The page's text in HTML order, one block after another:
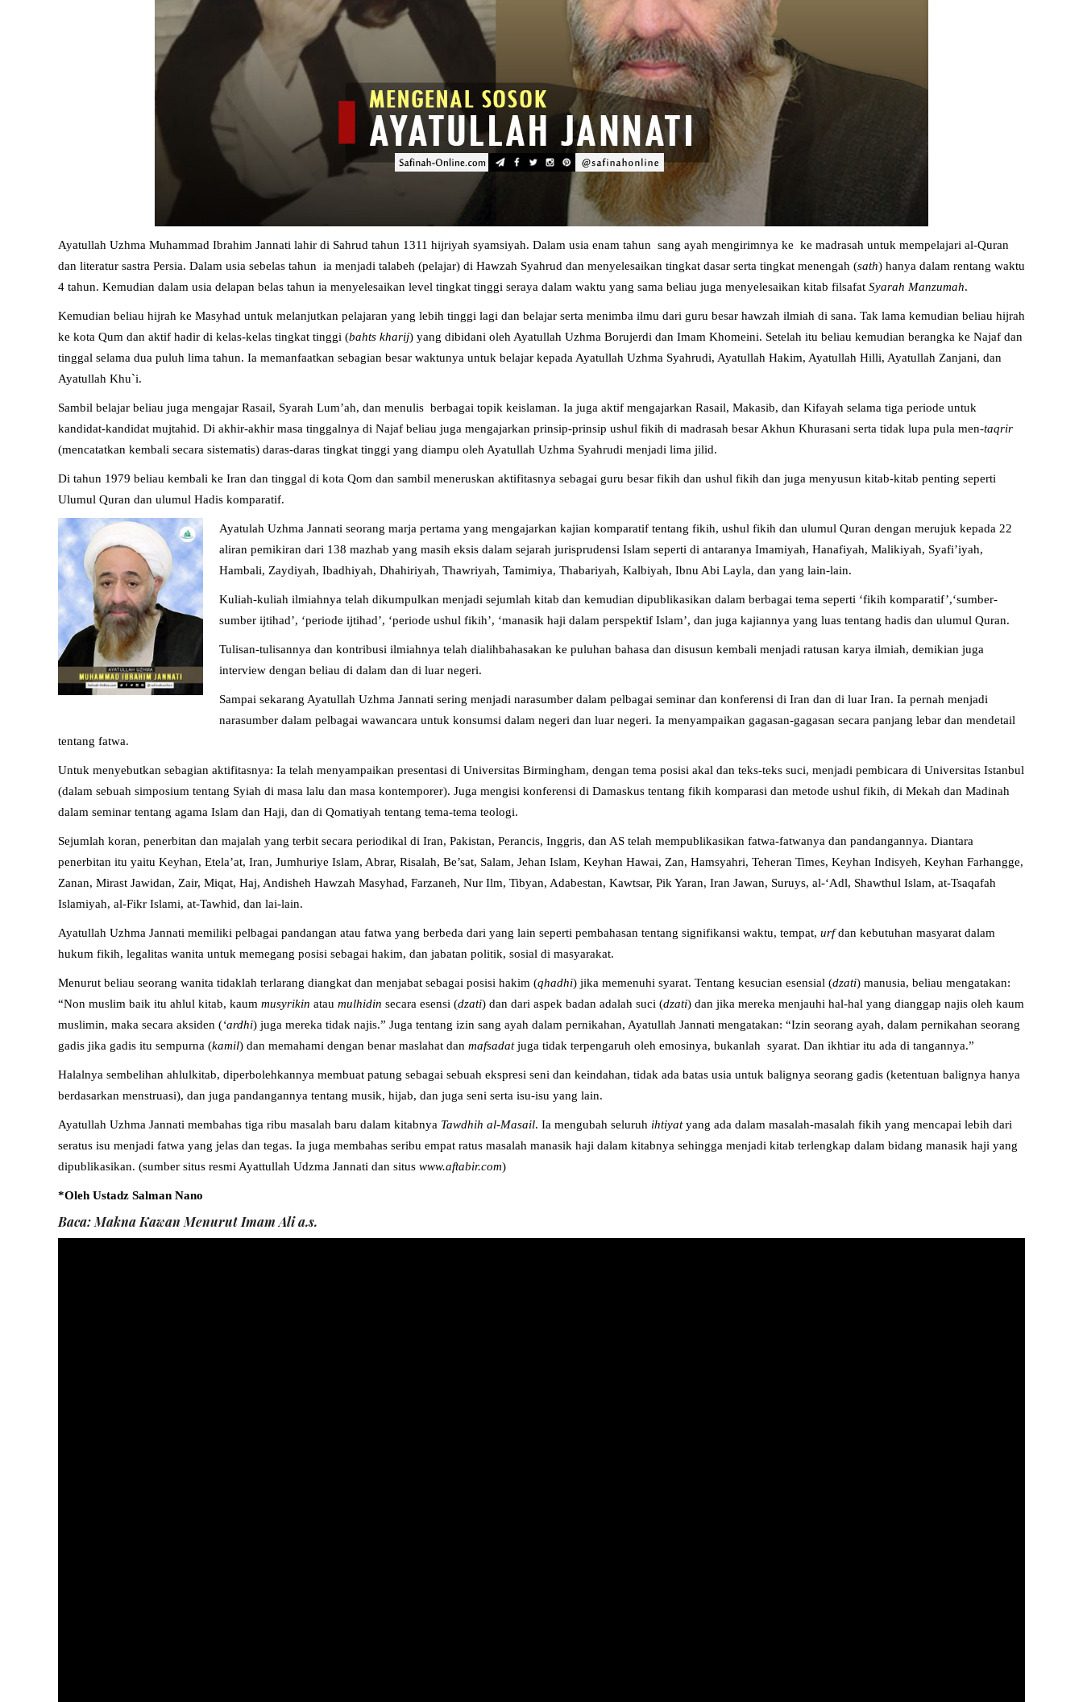
Ayatullah Uzhma Muhammad Ibrahim Jannati lahir di Sahrud tahun 1311 hijriyah syamsiyah. Dalam usia enam tahun sang ayah mengirimnya ke ke madrasah untuk mempelajari al-Quran
dan literatur sastra Persia. Dalam usia sebelas tahun ia menjadi talabeh (pelajar) di Hawzah Syahrud dan menyelesaikan tingkat dasar serta tingkat menengah (sath) hanya dalam rentang waktu
4 tahun. Kemudian dalam usia delapan belas tahun ia menyelesaikan level tingkat tinggi seraya dalam waktu yang sama beliau juga menyelesaikan kitab filsafat Syarah Manzumah.
Kemudian beliau hijrah ke Masyhad untuk melanjutkan pelajaran yang lebih tinggi lagi dan belajar serta menimba ilmu dari guru besar hawzah ilmiah di sana. Tak lama kemudian beliau hijrah
ke kota Qum dan aktif hadir di kelas-kelas tingkat tinggi (bahts kharij) yang dibidani oleh Ayatullah Uzhma Borujerdi dan Imam Khomeini. Setelah itu beliau kemudian berangka ke Najaf dan
tinggal selama dua puluh lima tahun. Ia memanfaatkan sebagian besar waktunya untuk belajar kepada Ayatullah Uzhma Syahrudi, Ayatullah Hakim, Ayatullah Hilli, Ayatullah Zanjani, dan
Ayatullah Khu`i.
Sambil belajar beliau juga mengajar Rasail, Syarah Lum’ah, dan menulis berbagai topik keislaman. Ia juga aktif mengajarkan Rasail, Makasib, dan Kifayah selama tiga periode untuk
kandidat-kandidat mujtahid. Di akhir-akhir masa tinggalnya di Najaf beliau juga mengajarkan prinsip-prinsip ushul fikih di madrasah besar Akhun Khurasani serta tidak lupa pula men-taqrir
(mencatatkan kembali secara sistematis) daras-daras tingkat tinggi yang diampu oleh Ayatullah Uzhma Syahrudi menjadi lima jilid.
Di tahun 1979 beliau kembali ke Iran dan tinggal di kota Qom dan sambil meneruskan aktifitasnya sebagai guru besar fikih dan ushul fikih dan juga menyusun kitab-kitab penting seperti
Ulumul Quran dan ulumul Hadis komparatif.
Ayatulah Uzhma Jannati seorang marja pertama yang mengajarkan kajian komparatif tentang fikih, ushul fikih dan ulumul Quran dengan merujuk kepada 22
aliran pemikiran dari 138 mazhab yang masih eksis dalam sejarah jurisprudensi Islam seperti di antaranya Imamiyah, Hanafiyah, Malikiyah, Syafi’iyah,
Hambali, Zaydiyah, Ibadhiyah, Dhahiriyah, Thawriyah, Tamimiya, Thabariyah, Kalbiyah, Ibnu Abi Layla, dan yang lain-lain.
Kuliah-kuliah ilmiahnya telah dikumpulkan menjadi sejumlah kitab dan kemudian dipublikasikan dalam berbagai tema seperti ‘fikih komparatif’,‘sumber-
sumber ijtihad’, ‘periode ijtihad’, ‘periode ushul fikih’, ‘manasik haji dalam perspektif Islam’, dan juga kajiannya yang luas tentang hadis dan ulumul Quran.
Tulisan-tulisannya dan kontribusi ilmiahnya telah dialihbahasakan ke puluhan bahasa dan disusun kembali menjadi ratusan karya ilmiah, demikian juga
interview dengan beliau di dalam dan di luar negeri.
Sampai sekarang Ayatullah Uzhma Jannati sering menjadi narasumber dalam pelbagai seminar dan konferensi di Iran dan di luar Iran. Ia pernah menjadi
narasumber dalam pelbagai wawancara untuk konsumsi dalam negeri dan luar negeri. Ia menyampaikan gagasan-gagasan secara panjang lebar dan mendetail
tentang fatwa.
Untuk menyebutkan sebagian aktifitasnya: Ia telah menyampaikan presentasi di Universitas Birmingham, dengan tema posisi akal dan teks-teks suci, menjadi pembicara di Universitas Istanbul
(dalam sebuah simposium tentang Syiah di masa lalu dan masa kontemporer). Juga mengisi konferensi di Damaskus tentang fikih komparasi dan metode ushul fikih, di Mekah dan Madinah
dalam seminar tentang agama Islam dan Haji, dan di Qomatiyah tentang tema-tema teologi.
Sejumlah koran, penerbitan dan majalah yang terbit secara periodikal di Iran, Pakistan, Perancis, Inggris, dan AS telah mempublikasikan fatwa-fatwanya dan pandangannya. Diantara
penerbitan itu yaitu Keyhan, Etela’at, Iran, Jumhuriye Islam, Abrar, Risalah, Be’sat, Salam, Jehan Islam, Keyhan Hawai, Zan, Hamsyahri, Teheran Times, Keyhan Indisyeh, Keyhan Farhangge,
Zanan, Mirast Jawidan, Zair, Miqat, Haj, Andisheh Hawzah Masyhad, Farzaneh, Nur Ilm, Tibyan, Adabestan, Kawtsar, Pik Yaran, Iran Jawan, Suruys, al-‘Adl, Shawthul Islam, at-Tsaqafah
Islamiyah, al-Fikr Islami, at-Tawhid, dan lai-lain.
Ayatullah Uzhma Jannati memiliki pelbagai pandangan atau fatwa yang berbeda dari yang lain seperti pembahasan tentang signifikansi waktu, tempat, urfdan kebutuhan masyarat dalam
hukum fikih, legalitas wanita untuk memegang posisi sebagai hakim, dan jabatan politik, sosial di masyarakat.
Menurut beliau seorang wanita tidaklah terlarang diangkat dan menjabat sebagai posisi hakim (qhadhi) jika memenuhi syarat. Tentang kesucian esensial (dzati) manusia, beliau mengatakan:
“Non muslim baik itu ahlul kitab, kaum musyrikin atau mulhidin secara esensi (dzati) dan dari aspek badan adalah suci (dzati) dan jika mereka menjauhi hal-hal yang dianggap najis oleh kaum
muslimin, maka secara aksiden (‘ardhi) juga mereka tidak najis.” Juga tentang izin sang ayah dalam pernikahan, Ayatullah Jannati mengatakan: “Izin seorang ayah, dalam pernikahan seorang
gadis jika gadis itu sempurna (kamil) dan memahami dengan benar maslahat dan mafsadatjuga tidak terpengaruh oleh emosinya, bukanlah syarat. Dan ikhtiar itu ada di tangannya.”
Halalnya sembelihan ahlulkitab, diperbolehkannya membuat patung sebagai sebuah ekspresi seni dan keindahan, tidak ada batas usia untuk balignya seorang gadis (ketentuan balignya hanya
berdasarkan menstruasi), dan juga pandangannya tentang musik, hijab, dan juga seni serta isu-isu yang lain.
Ayatullah Uzhma Jannati membahas tiga ribu masalah baru dalam kitabnya Tawdhih al-Masail. Ia mengubah seluruh ihtiyatyang ada dalam masalah-masalah fikih yang mencapai lebih dari
seratus isu menjadi fatwa yang jelas dan tegas. Ia juga membahas seribu empat ratus masalah manasik haji dalam kitabnya sehingga menjadi kitab terlengkap dalam bidang manasik haji yang
dipublikasikan. (sumber situs resmi Ayattullah Udzma Jannati dan situs www.aftabir.com)
*Oleh Ustadz Salman Nano
Baca:Makna Kawan Menurut Imam Ali a.s.